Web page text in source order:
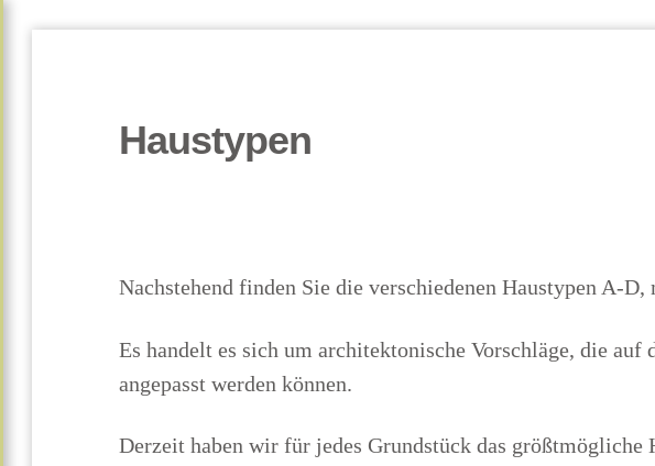
Haustypen
Nachstehend finden Sie die verschiedenen Haustypen A-
Es handelt es sich um architektonische Vorschläge, die auf
angepasst werden können.
Derzeit haben wir für jedes Grundstück das größtmögliche